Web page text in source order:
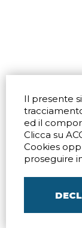
Il presente
ed il
Clicca su
Cookies
proseguire
Via
20865 Usmate
Indicazioni
Via Pontina
Roma (RM)
Tel.+39 06
Indicazioni
P.IVA